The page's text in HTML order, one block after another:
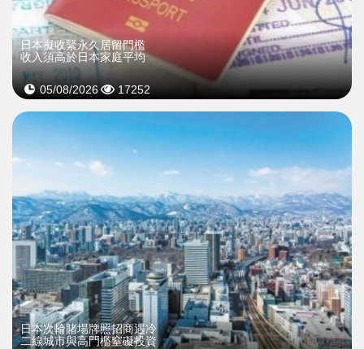
日本擬收緊永久居留門檻
收入須高於日本家庭平均
05/08/2026 17252
日本次輪賭場牌照招商遇冷
二線城市與高門檻窒礙投資